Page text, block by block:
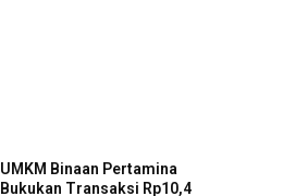
UMKM Binaan Pertamina
Bukukan Transaksi Rp10,4